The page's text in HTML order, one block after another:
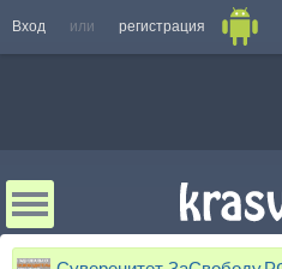
Вход или регистрация